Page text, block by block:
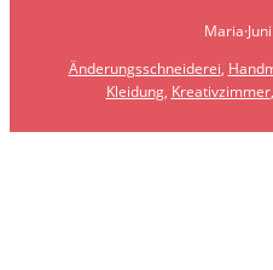
Maria·
Änderungsschneiderei,
Kleidung, Kreativzimmer,